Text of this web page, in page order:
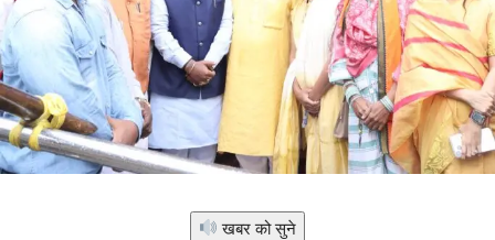
खबर को सुने